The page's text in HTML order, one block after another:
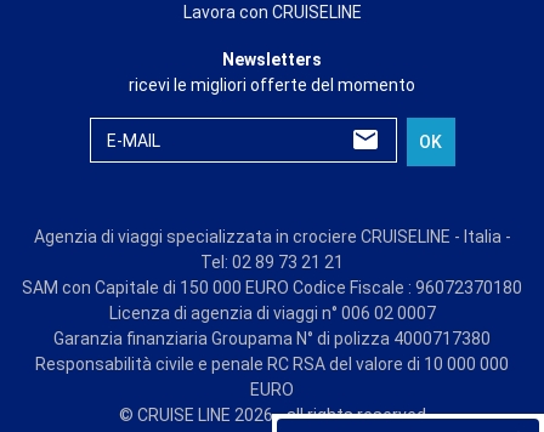
Lavora con CRUISELINE
Newsletters
ricevi le migliori offerte del momento
E-MAIL OK
Agenzia di viaggi specializzata in crociere CRUISELINE - Italia -
Tel: 02 89 73 21 21
SAM con Capitale di 150 000 EURO Codice Fiscale : 96072370180
Licenza di agenzia di viaggi n° 006 02 0007
Garanzia finanziaria Groupama N° di polizza 4000717380
Responsabilità civile e penale RC RSA del valore di 10 000 000
EURO
© CRUISE LINE 2026 - all rights reserved